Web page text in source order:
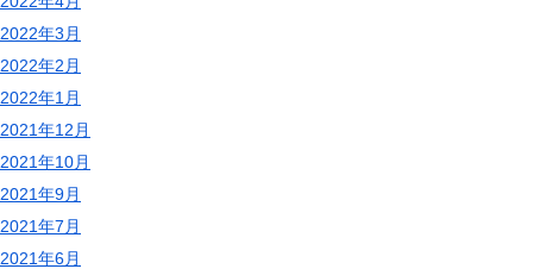
2022年3月
2022年2月
2022年1月
2021年12月
2021年10月
2021年9月
2021年7月
2021年6月